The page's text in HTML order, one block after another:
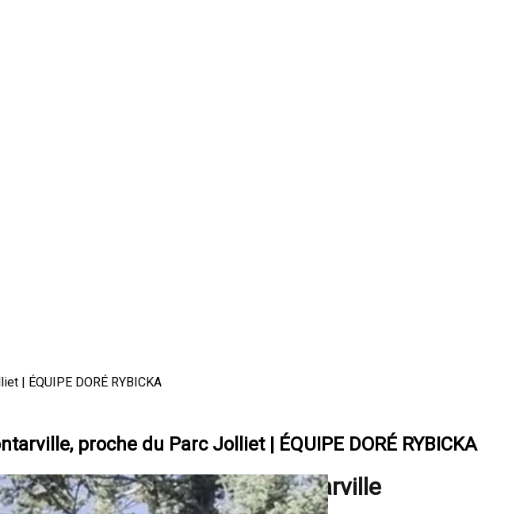
| ÉQUIPE DORÉ RYBICKA
proche du Parc Jolliet | ÉQUIPE DORÉ RYBICKA
à Saint-Bruno-de-Montarville